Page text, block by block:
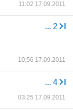
11:02 17.09.2011
... 2
10:56 17.09.2011
... 4
03:25 17.09.2011